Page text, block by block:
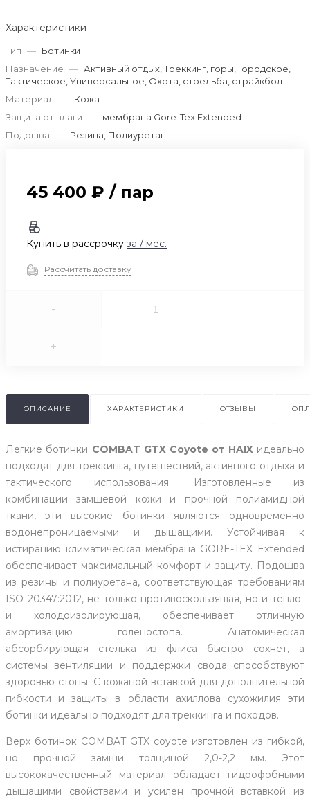
Характеристики
Тип — Ботинки
Назначение — Активный отдых, Треккинг, горы, Городское,
Тактическое, Универсальное, Охота, стрельба, страйкбол
Материал — Кожа
Защита от влаги — мембрана Gore-Tex Extended
Подошва — Резина, Полиуретан
45 400 ₽ / пар
Купить в рассрочку за / мес.
Рассчитать доставку
-
+
ОПИСАНИЕ ХАРАКТЕРИСТИКИ ОТЗЫВЫ
Легкие ботинки COMBAT GTX Coyote от HAIX идеально
подходят для треккинга, путешествий, активного отдыха и
тактического использования. Изготовленные из
комбинации замшевой кожи и прочной полиамидной
ткани, эти высокие ботинки являются одновременно
водонепроницаемыми и дышащими. Устойчивая к
истиранию климатическая мембрана GORE-TEX Extended
обеспечивает максимальный комфорт и защиту. Подошва
из резины и полиуретана, соответствующая требованиям
ISO 20347:2012, не только противоскользящая, но и тепло-
и холодоизолирующая, обеспечивает отличную
амортизацию голеностопа. Анатомическая
абсорбирующая стелька из флиса быстро сохнет, а
системы вентиляции и поддержки свода способствуют
здоровью стопы. С кожаной вставкой для дополнительной
гибкости и защиты в области ахиллова сухожилия эти
ботинки идеально подходят для треккинга и походов.
Верх ботинок COMBAT GTX coyote изготовлен из гибкой,
но прочной замши толщиной 2,0-2,2 мм. Этот
высококачественный материал обладает гидрофобными
дышащими свойствами и усилен прочной вставкой из